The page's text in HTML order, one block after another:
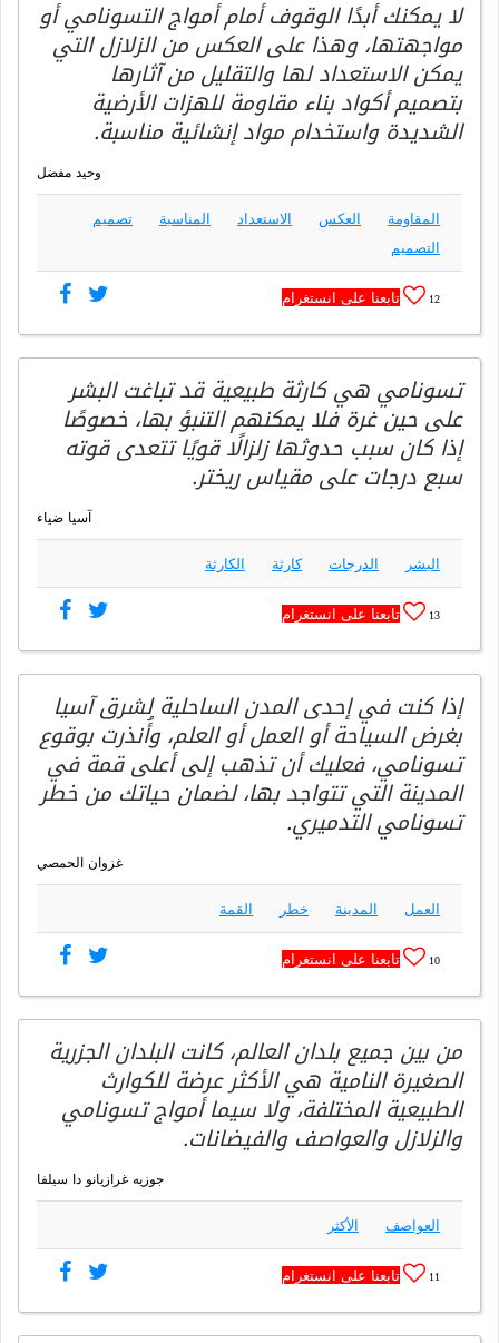
لا يمكنك أبدًا الوقوف أمام أمواج التسونامي أو
مواجهتها، وهذا على العكس من الزلازل التي
يمكن الاستعداد لها والتقليل من آثارها
بتصميم أكواد بناء مقاومة للهزات الأرضية
الشديدة واستخدام مواد إنشائية مناسبة.
وحيد مفضل
المقاومة العكس الاستعداد المناسبة
تصميم
التصميم
12 تابعنا على انستغرام
تسونامي هي كارثة طبيعية قد تباغت البشر
على حين غرة فلا يمكنهم التنبؤ بها، خصوصًا
إذا كان سبب حدوثها زلزالًا قويًا تتعدى قوته
سبع درجات على مقياس ريختر.
آسيا ضياء
البشر الدرجات كارثة الكارثة
13 تابعنا على انستغرام
إذا كنت في إحدى المدن الساحلية لشرق آسيا
بغرض السياحة أو العمل أو العلم، وأُنذرت بوقوع
تسونامي، فعليك أن تذهب إلى أعلى قمة في
المدينة التي تتواجد بها، لضمان حياتك من خطر
تسونامي التدميري.
غزوان الحمصي
العمل المدينة خطر القمة
10 تابعنا على انستغرام
من بين جميع بلدان العالم، كانت البلدان الجزرية
الصغيرة النامية هي الأكثر عرضة للكوارث
الطبيعية المختلفة، ولا سيما أمواج تسونامي
والزلازل والعواصف والفيضانات.
جوزيه غرازيانو دا سيلفا
العواصف الأكثر
11 تابعنا على انستغرام